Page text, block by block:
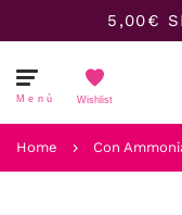
5,00€
Menù Wishlist
Home Con